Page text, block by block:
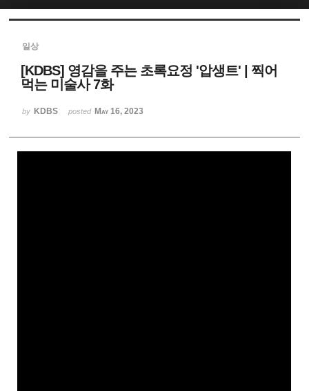
일상
[KDBS] 영감을 주는 초록요정 '압생트' | 찍어
먹는 미술사 7화
by KDBS posted May 16, 2023
Sketchbook5, 스케치북5
Sketchbook5, 스케치북5